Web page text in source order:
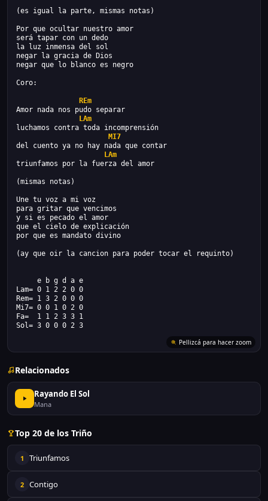
(es igual la parte, mismas notas)
Por que ocultar nuestro amor
será tapar con un dedo
la luz inmensa del sol
negar la gracia de Dios
negar que lo blanco es negro
Coro:
REm
Amor nada nos pudo separar
LAm
luchamos contra toda incomprensión
MI7
del cuento ya no hay nada que contar
LAm
triunfamos por la fuerza del amor
(mismas notas)
Une tu voz a mi voz
para gritar que vencimos
y si es pecado el amor
que el cielo de explicación
por que es mandato divino
(ay que oir la cancion para poder tocar el requinto)
e b g d a e
Lam= 0 1 2 2 0 0
Rem= 1 3 2 0 0 0
Mi7= 0 0 1 0 2 0
Fa=  1 1 2 3 3 1
Sol= 3 0 0 0 2 3
Pellizcá para hacer zoom
Relacionados
Rayando El Sol
Mana
Top 20 de los Triño
1 Triunfamos
2 Contigo